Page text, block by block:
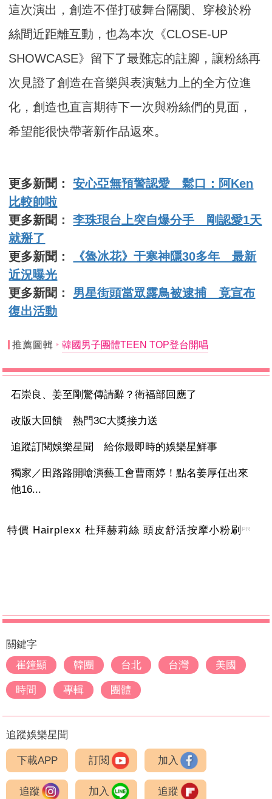
這次演出，創造不僅打破舞台隔閡、穿梭於粉
絲間近距離互動，也為本次《CLOSE-UP
SHOWCASE》留下了最難忘的註腳，讓粉絲再
次見證了創造在音樂與表演魅力上的全方位進
化，創造也直言期待下一次與粉絲們的見面，
希望能很快帶著新作品返來。
更多新聞：安心亞無預警認愛 鬆口：阿Ken
比較帥啦
更多新聞：李珠珢台上突自爆分手 剛認愛1天
就掰了
更多新聞：
《魯冰花》于寒神隱30多年 最新
近況曝光
更多新聞： 男星街頭當眾露鳥被逮捕 竟宣布
復出活動
推薦圖輯 韓國男子團體TEEN TOP登台開唱
石崇良、姜至剛驚傳請辭？衛福部回應了
改版大回饋 熱門3C大獎接力送
追蹤訂閱娛樂星聞 給你最即時的娛樂星鮮事
獨家／田路路開嗆演藝工會曹雨婷！點名姜厚任出來
他16...
特價 Hairplexx 杜拜赫莉絲 頭皮舒活按摩小粉刷 PR
關鍵字
崔鐘顯
韓團 台北 台灣 美國
時間 專輯 團體
追蹤娛樂星聞
下載APP 訂閱 加入
追蹤 加入 追蹤